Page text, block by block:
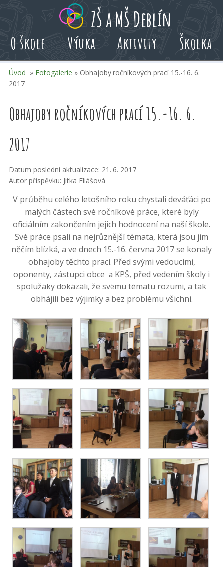
obsah
volby
akcí
ZŠ a MŠ Deblín
O škole Výuka Aktivity Školka
Úvod » Fotogalerie » Obhajoby ročníkových prací 15.-16. 6.
2017
Obhajoby ročníkových prací 15.-16. 6.
2017
Datum poslední aktualizace: 21. 6. 2017
Autor příspěvku: Jitka Eliášová
V průběhu celého letošního roku chystali deváťáci po
malých částech své ročníkové práce, které byly
oficiálním zakončením jejich hodnocení na naší škole.
Své práce psali na nejrůznější témata, která jsou jim
něčím blízká, a ve dnech 15.-16. června 2017 se konaly
obhajoby těchto prací. Před svými vedoucími,
oponenty, zástupci obce a KPŠ, před vedením školy i
spolužáky dokázali, že svému tématu rozumí, a tak
obhájili bez výjimky a bez problému všichni.